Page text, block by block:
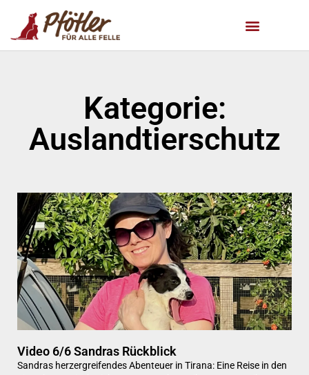
Kategorie:
Auslandtierschutz
Video 6/6 Sandras Rückblick
Sandras herzergreifendes Abenteuer in Tirana: Eine Reise in den